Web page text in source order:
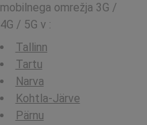
mobilnega omrežja 3G /
4G / 5G v :
Tallinn
Tartu
Narva
Kohtla-Järve
Pärnu